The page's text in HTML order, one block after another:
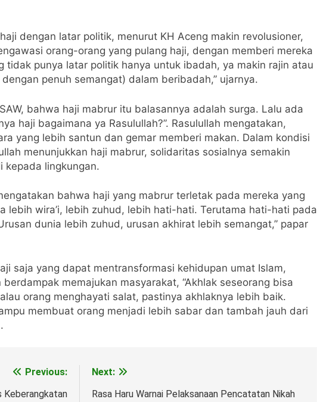
dengan latar politik, menurut KH Aceng makin revolusioner,
orang-orang yang pulang haji, dengan memberi mereka
tidak punya latar politik hanya untuk ibadah, ya makin rajin atau
penuh semangat) dalam beribadah,” ujarnya.
bahwa haji mabrur itu balasannya adalah surga. Lalu ada
haji bagaimana ya Rasulullah?”. Rasulullah mengatakan,
yang lebih santun dan gemar memberi makan. Dalam kondisi
menunjukkan haji mabrur, solidaritas sosialnya semakin
kepada lingkungan.
bahwa haji yang mabrur terletak pada mereka yang
lebih wira’i, lebih zuhud, lebih hati-hati. Terutama hati-hati pada
dunia lebih zuhud, urusan akhirat lebih semangat,” papar
saja yang dapat mentransformasi kehidupan umat Islam,
memajukan masyarakat, “Akhlak seseorang bisa
orang menghayati salat, pastinya akhlaknya lebih baik.
membuat orang menjadi lebih sabar dan tambah jauh dari
Previous:
Keberangkatan
Next:
Rasa Haru Warnai Pelaksanaan Pencatatan Nikah